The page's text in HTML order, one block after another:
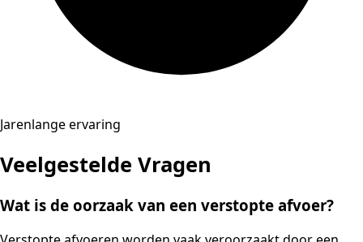
Jarenlange ervaring
Veelgestelde Vragen
Wat is de oorzaak van een verstopte afvoer?